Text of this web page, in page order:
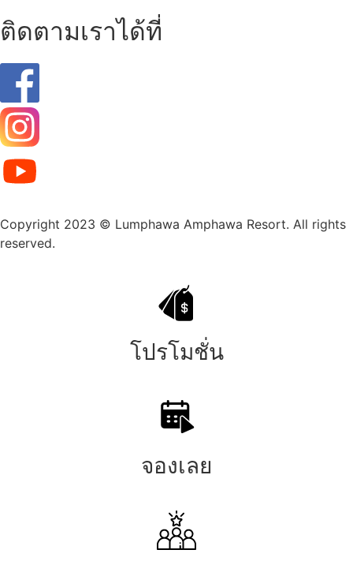
ติดตามเราได้ที่
Copyright 2023 © Lumphawa Amphawa Resort. All rights
reserved.
โปรโมชั่น
จองเลย